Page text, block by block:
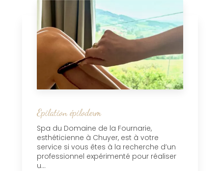
Epilation épiloderm
Spa du Domaine de la Fournarie,
esthéticienne à Chuyer, est à votre
service si vous êtes à la recherche d’un
professionnel expérimenté pour réaliser
u...